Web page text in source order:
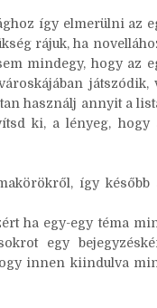
így elmerülni az
rájuk, ha
mindegy, hogy az
játszódik,
használj annyit a
ki, a lényeg, hogy
így később
ha egy-egy téma
egy
innen kiindulva